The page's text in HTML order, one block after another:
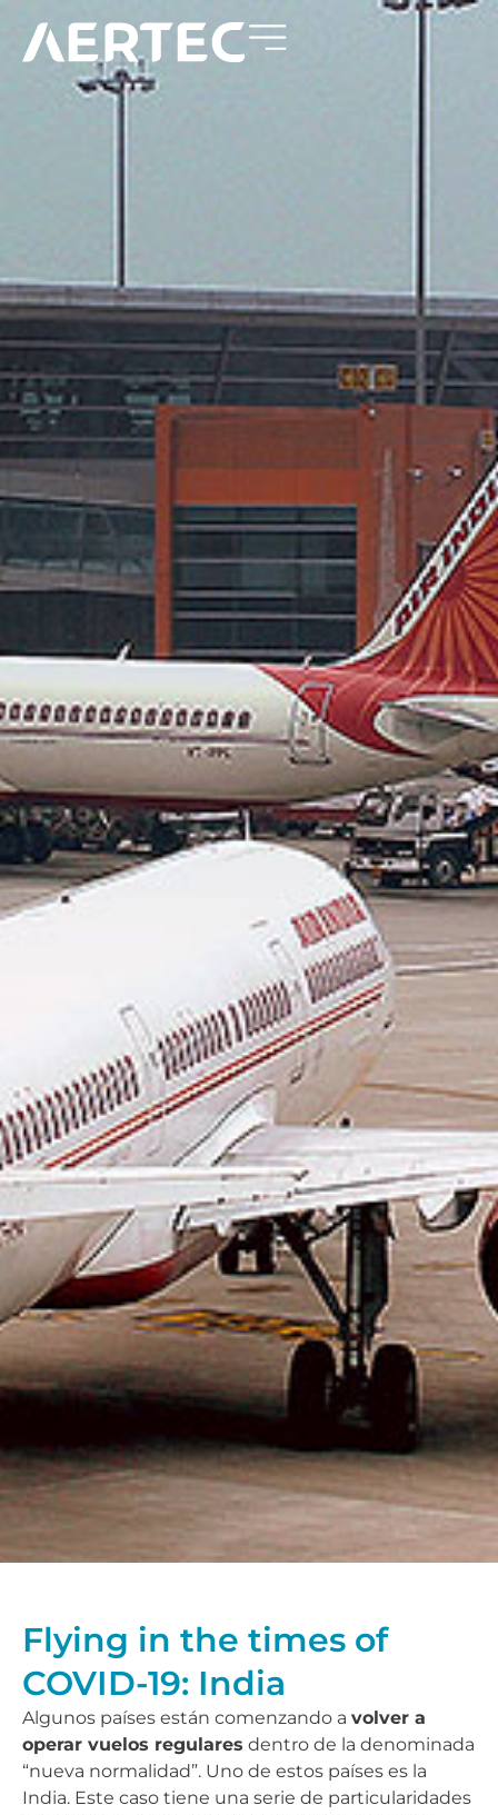
Flying in the times of
COVID-19: India
Algunos países están comenzando a volver a
operar vuelos regulares dentro de la denominada
“nueva normalidad”. Uno de estos países es la
India. Este caso tiene una serie de particularidades